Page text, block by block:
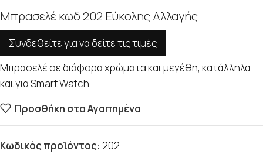
Μπρασελέ κωδ 202 Εύκολης Αλλαγής
Συνδεθείτε για να δείτε τις τιμές
Μπρασελέ σε διάφορα χρώματα και μεγέθη, κατάλληλα
και για Smart Watch
Προσθήκη στα Αγαπημένα
Κωδικός προϊόντος: 202